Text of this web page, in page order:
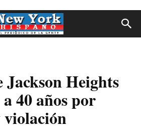
Heights
40 años por
violación